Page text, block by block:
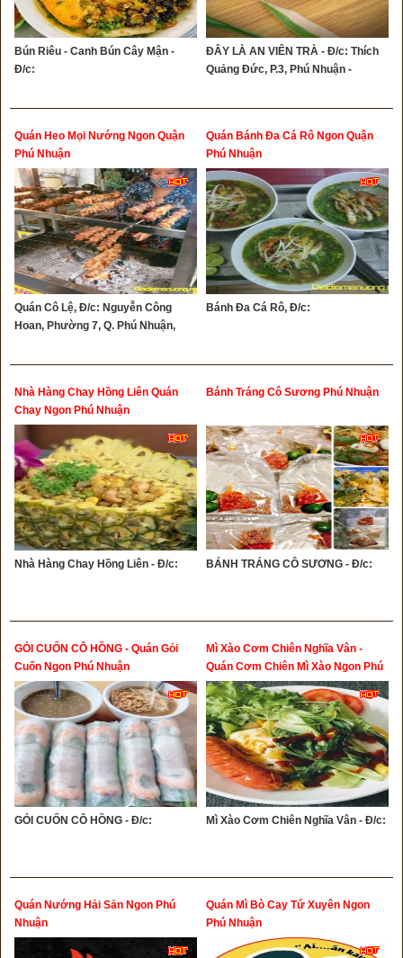
Bún Riêu - Canh Bún Cây Mận -
Đ/c:
ĐÂY LÀ AN VIÊN TRÀ - Đ/c: Thích
Quảng Đức, P.3, Phú Nhuận -
Quán Heo Mọi Nướng Ngon Quận
Phú Nhuận
Quán Cô Lệ, Đ/c: Nguyễn Công
Hoan, Phường 7, Q. Phú Nhuận,
Quán Bánh Đa Cá Rô Ngon Quận
Phú Nhuận
Bánh Đa Cá Rô, Đ/c:
Nhà Hàng Chay Hồng Liên Quán
Chay Ngon Phú Nhuận
Nhà Hàng Chay Hồng Liên - Đ/c:
Bánh Tráng Cô Sương Phú Nhuận
BÁNH TRÁNG CÔ SƯƠNG - Đ/c:
GỎI CUỐN CÔ HỒNG - Quán Gỏi
Cuốn Ngon Phú Nhuận
GỎI CUỐN CÔ HỒNG - Đ/c:
Mì Xào Cơm Chiên Nghĩa Vân -
Quán Cơm Chiên Mì Xào Ngon Phú
Nhuận
Mì Xào Cơm Chiên Nghĩa Vân - Đ/c:
Quán Nướng Hải Sản Ngon Phú
Nhuận
Quán Mì Bò Cay Tứ Xuyên Ngon
Phú Nhuận